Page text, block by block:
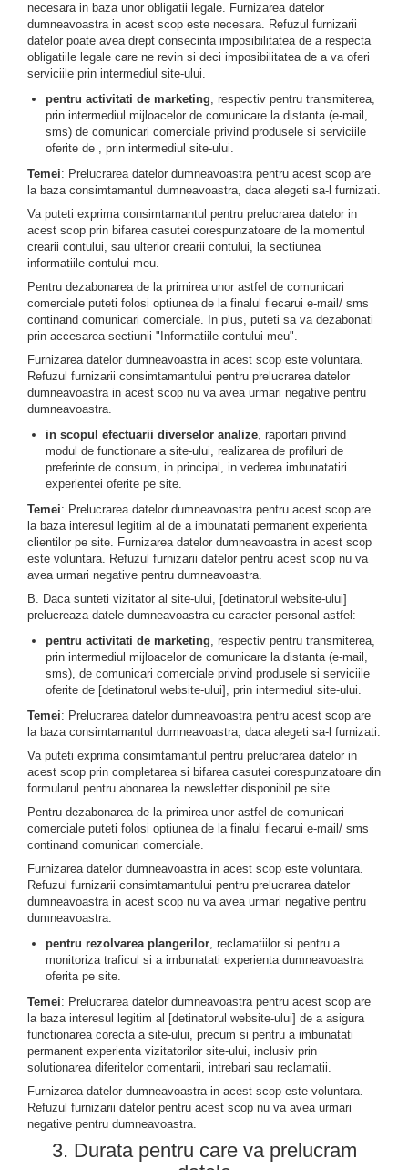
necesara in baza unor obligatii legale. Furnizarea datelor
dumneavoastra in acest scop este necesara. Refuzul furnizarii
datelor poate avea drept consecinta imposibilitatea de a respecta
obligatiile legale care ne revin si deci imposibilitatea de a va oferi
serviciile prin intermediul site-ului.
pentru activitati de marketing, respectiv pentru transmiterea,
prin intermediul mijloacelor de comunicare la distanta (e-mail,
sms) de comunicari comerciale privind produsele si serviciile
oferite de , prin intermediul site-ului.
Temei: Prelucrarea datelor dumneavoastra pentru acest scop are
la baza consimtamantul dumneavoastra, daca alegeti sa-l furnizati.
Va puteti exprima consimtamantul pentru prelucrarea datelor in
acest scop prin bifarea casutei corespunzatoare de la momentul
crearii contului, sau ulterior crearii contului, la sectiunea
informatiile contului meu.
Pentru dezabonarea de la primirea unor astfel de comunicari
comerciale puteti folosi optiunea de la finalul fiecarui e-mail/ sms
continand comunicari comerciale. In plus, puteti sa va dezabonati
prin accesarea sectiunii "Informatiile contului meu".
Furnizarea datelor dumneavoastra in acest scop este voluntara.
Refuzul furnizarii consimtamantului pentru prelucrarea datelor
dumneavoastra in acest scop nu va avea urmari negative pentru
dumneavoastra.
in scopul efectuarii diverselor analize, raportari privind
modul de functionare a site-ului, realizarea de profiluri de
preferinte de consum, in principal, in vederea imbunatatiri
experientei oferite pe site.
Temei: Prelucrarea datelor dumneavoastra pentru acest scop are
la baza interesul legitim al de a imbunatati permanent experienta
clientilor pe site. Furnizarea datelor dumneavoastra in acest scop
este voluntara. Refuzul furnizarii datelor pentru acest scop nu va
avea urmari negative pentru dumneavoastra.
B. Daca sunteti vizitator al site-ului, [detinatorul website-ului]
prelucreaza datele dumneavoastra cu caracter personal astfel:
pentru activitati de marketing, respectiv pentru transmiterea,
prin intermediul mijloacelor de comunicare la distanta (e-mail,
sms), de comunicari comerciale privind produsele si serviciile
oferite de [detinatorul website-ului], prin intermediul site-ului.
Temei: Prelucrarea datelor dumneavoastra pentru acest scop are
la baza consimtamantul dumneavoastra, daca alegeti sa-l furnizati.
Va puteti exprima consimtamantul pentru prelucrarea datelor in
acest scop prin completarea si bifarea casutei corespunzatoare din
formularul pentru abonarea la newsletter disponibil pe site.
Pentru dezabonarea de la primirea unor astfel de comunicari
comerciale puteti folosi optiunea de la finalul fiecarui e-mail/ sms
continand comunicari comerciale.
Furnizarea datelor dumneavoastra in acest scop este voluntara.
Refuzul furnizarii consimtamantului pentru prelucrarea datelor
dumneavoastra in acest scop nu va avea urmari negative pentru
dumneavoastra.
pentru rezolvarea plangerilor, reclamatiilor si pentru a
monitoriza traficul si a imbunatati experienta dumneavoastra
oferita pe site.
Temei: Prelucrarea datelor dumneavoastra pentru acest scop are
la baza interesul legitim al [detinatorul website-ului] de a asigura
functionarea corecta a site-ului, precum si pentru a imbunatati
permanent experienta vizitatorilor site-ului, inclusiv prin
solutionarea diferitelor comentarii, intrebari sau reclamatii.
Furnizarea datelor dumneavoastra in acest scop este voluntara.
Refuzul furnizarii datelor pentru acest scop nu va avea urmari
negative pentru dumneavoastra.
3. Durata pentru care va prelucram